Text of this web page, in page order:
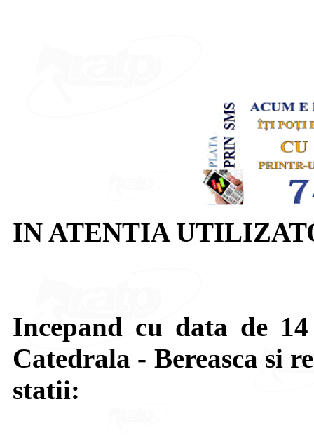
IN ATENTIA
Incepand cu data de
Catedrala - Bereasca si
statii: